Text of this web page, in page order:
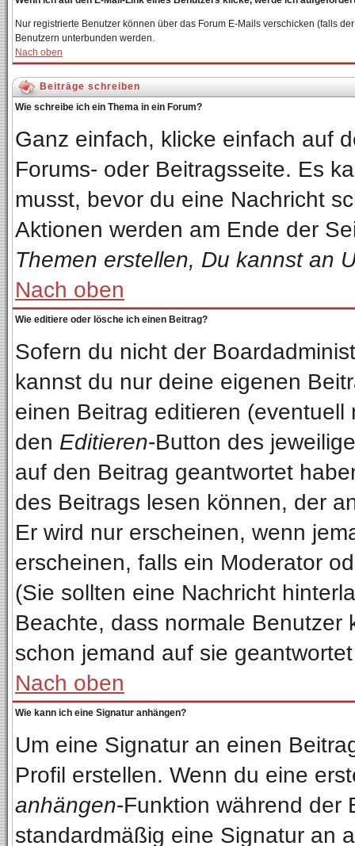
Nur registrierte Benutzer können über das Forum E-Mails verschicken (falls
Benutzern unterbunden werden.
Nach oben
Beiträge schreiben
Wie schreibe ich ein Thema in ein Forum?
Ganz einfach, klicke einfach auf
Forums- oder Beitragsseite. Es
musst, bevor du eine Nachricht
Aktionen werden am Ende der
Themen erstellen, Du kannst an
Nach oben
Wie editiere oder lösche ich einen Beitrag?
Sofern du nicht der
kannst du nur deine eigenen
einen Beitrag editieren
den Editieren-Button des
auf den Beitrag geantwortet
des Beitrags lesen können, der
Er wird nur erscheinen, wenn
erscheinen, falls ein Moderator
(Sie sollten eine Nachricht
Beachte, dass normale
schon jemand auf sie
Nach oben
Wie kann ich eine Signatur anhängen?
Um eine Signatur an einen
Profil erstellen. Wenn du eine
anhängen-Funktion während der
standardmäßig eine Signatur an